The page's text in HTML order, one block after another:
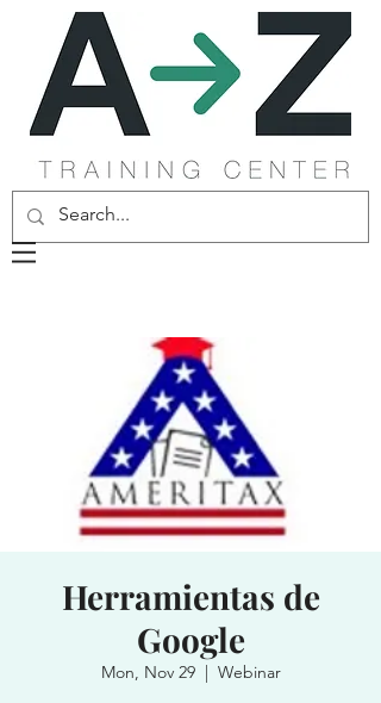
Herramientas de
Google
Mon, Nov 29
  |
Webinar